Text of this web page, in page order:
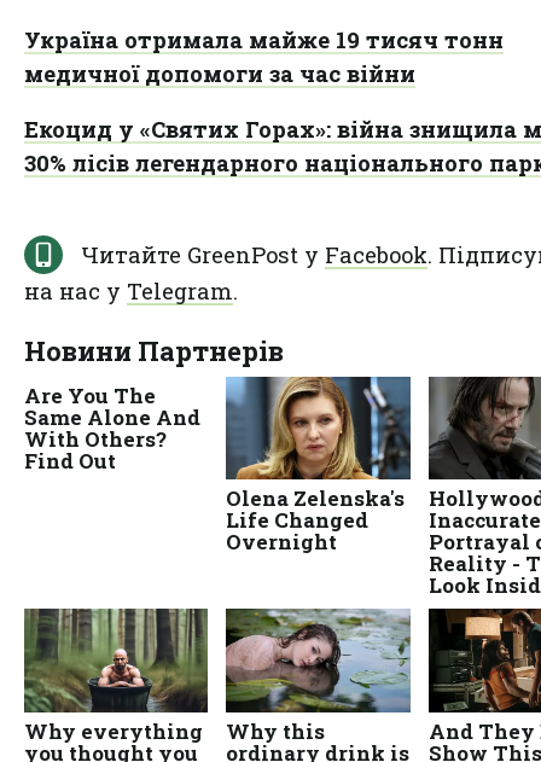
Україна отримала майже 19 тисяч тонн
медичної допомоги за час війни
Екоцид у «Святих Горах»: війна знищила
30% лісів легендарного національного
Читайте GreenPost у Facebook.
на нас у Telegram.